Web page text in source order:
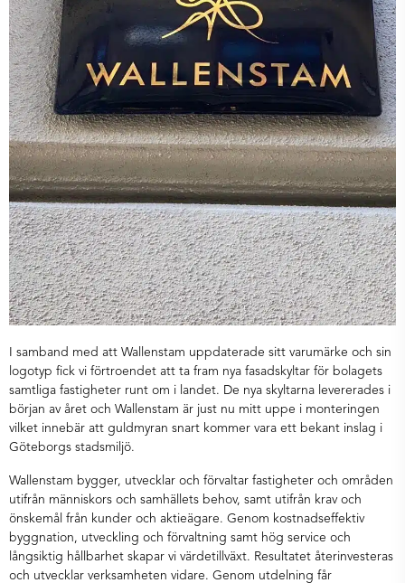
I samband med att Wallenstam uppdaterade sitt varumärke och sin
logotyp fick vi förtroendet att ta fram nya fasadskyltar för bolagets
samtliga fastigheter runt om i landet. De nya skyltarna levererades i
början av året och Wallenstam är just nu mitt uppe i monteringen
vilket innebär att guldmyran snart kommer vara ett bekant inslag i
Göteborgs stadsmiljö.
Wallenstam bygger, utvecklar och förvaltar fastigheter och områden
utifrån människors och samhällets behov, samt utifrån krav och
önskemål från kunder och aktieägare. Genom kostnadseffektiv
byggnation, utveckling och förvaltning samt hög service och
långsiktig hållbarhet skapar vi värdetillväxt. Resultatet återinvesteras
och utvecklar verksamheten vidare. Genom utdelning får